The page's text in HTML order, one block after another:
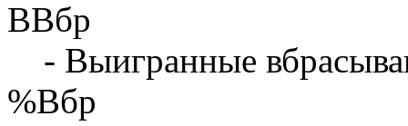
ВВбр
- Выигранные
%Вбр